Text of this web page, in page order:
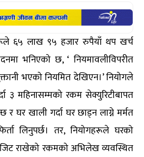
६५ लाख ९५ हजार रुपैयाँ थप खर्च
भनिएको छ, ‘ नियमावलीविपरीत
भएको नियमित देखिएन।’ नियोगले
३ महिनासम्मको रकम सेक्युरिटीबापत
र घर खाली गर्दा घर छाड्न लाग्ने मर्मत
लिनुपर्छ। तर, नियोगहरूले घरको
राखेको रकमको अभिलेख व्यवस्थित